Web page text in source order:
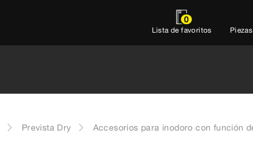
0
Lista de favoritos
Prevista Dry
Accesorios para inodoro con función